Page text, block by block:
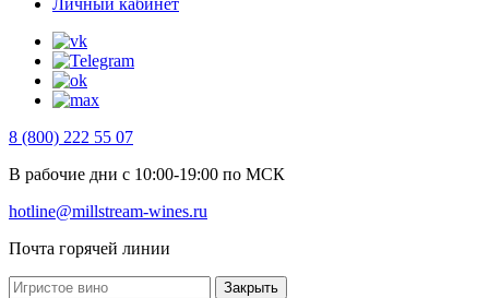
Личный кабинет
8 (800) 222 55 07
В рабочие дни с 10:00-19:00 по МСК
hotline@millstream-wines.ru
Почта горячей линии
Закрыть